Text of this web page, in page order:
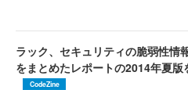
ラック、セキュリティの脆弱性情
をまとめたレポートの2014年夏版
CodeZine